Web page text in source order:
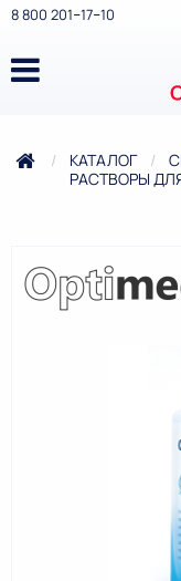
8 800 201‒17‒10
КАТАЛОГ
РАСТВОРЫ